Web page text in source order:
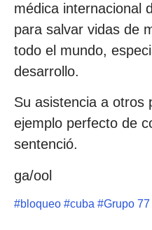
médica internacional
para salvar vidas de
todo el mundo,
desarrollo.
Su asistencia a otros
ejemplo perfecto de
sentenció.
ga/ool
#bloqueo #cuba #Grupo 77